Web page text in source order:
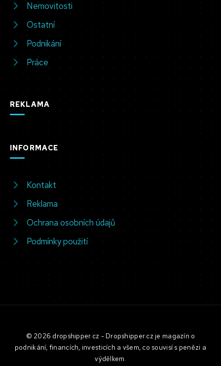
Nemovitosti
Ostatní
Podnikání
Práce
REKLAMA
INFORMACE
Kontakt
Reklama
Ochrana osobních údajů
Podmínky použití
© 2026 dropshipper.cz - Dropshipper.cz je magazín o
podnikání, financích, investicích a všem, co souvisí s penězi a
výdělkem.